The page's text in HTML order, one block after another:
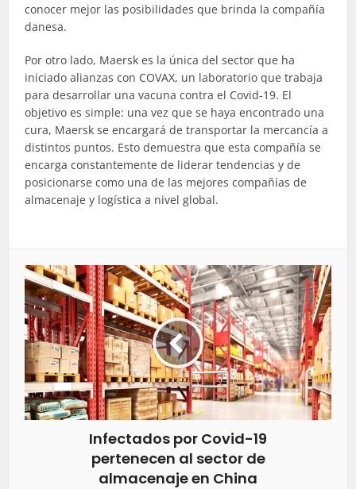
conocer mejor las posibilidades que brinda la compañía
danesa.
Por otro lado, Maersk es la única del sector que ha
iniciado alianzas con COVAX, un laboratorio que trabaja
para desarrollar una vacuna contra el Covid-19. El
objetivo es simple: una vez que se haya encontrado una
cura, Maersk se encargará de transportar la mercancía a
distintos puntos. Esto demuestra que esta compañía se
encarga constantemente de liderar tendencias y de
posicionarse como una de las mejores compañías de
almacenaje y logística a nivel global.
Infectados por Covid-19
pertenecen al sector de
almacenaje en China